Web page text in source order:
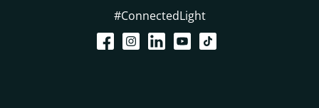
#ConnectedLight